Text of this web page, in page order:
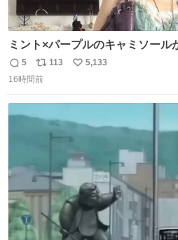
ミント×パープルのキャミソール
た♩
返
信
5
リ
ポ
113
い
5,133
16時間前